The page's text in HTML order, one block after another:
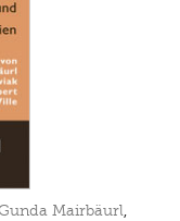
Mairbäurl